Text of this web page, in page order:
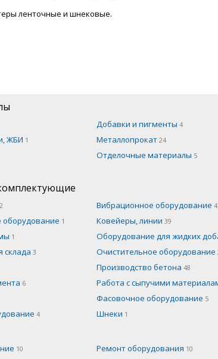
ленточные и шнековые.
Добавки и пигменты 4
ЖБИ 1 Металлопрокат 24
Отделочные материалы 5
2 Вибрационное оборудование
оборудование 1 Ковейеры, линии 39
1 Оборудование для жидких
склада 3 Очистительное оборудование
Производство бетона 48
6 Работа с сыпучими
Фасовочное оборудование 5
4 Шнеки 1
10 Ремонт оборудования 10